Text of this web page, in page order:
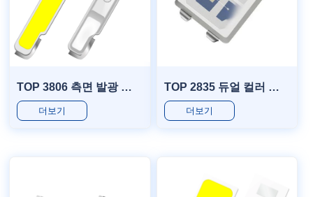
TOP 3806 측면 발광 시리즈
더보기
TOP 2835 듀얼 컬러 시리즈
더보기